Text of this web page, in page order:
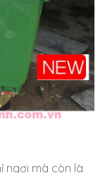
ngơi mà còn là